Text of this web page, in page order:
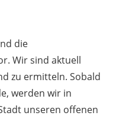
die
Wir sind aktuell
zu ermitteln. Sobald
werden wir in
unseren offenen